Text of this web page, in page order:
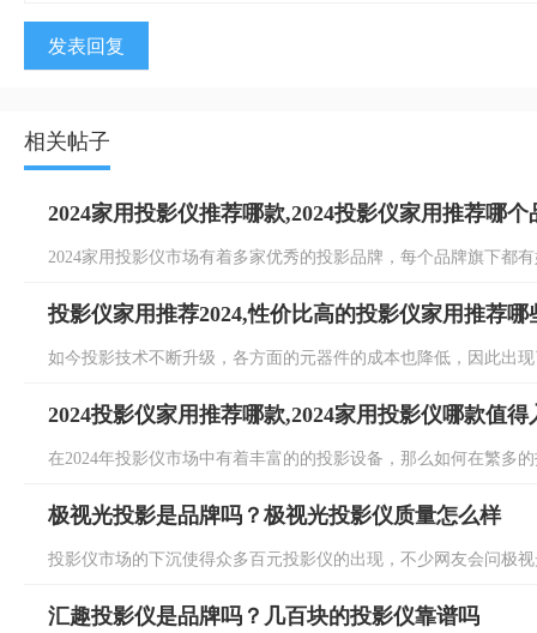
发表回复
相关帖子
2024家用投影仪推荐哪款,2024投影仪家用推荐哪个
2024家用投影仪市场有着多家优秀的投影品牌，每个品牌旗下都
投影仪家用推荐2024,性价比高的投影仪家用推荐哪
如今投影技术不断升级，各方面的元器件的成本也降低，因此出
2024投影仪家用推荐哪款,2024家用投影仪哪款值得
在2024年投影仪市场中有着丰富的的投影设备，那么如何在繁多
极视光投影是品牌吗？极视光投影仪质量怎么样
投影仪市场的下沉使得众多百元投影仪的出现，不少网友会问极
汇趣投影仪是品牌吗？几百块的投影仪靠谱吗